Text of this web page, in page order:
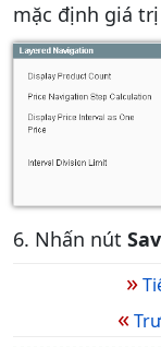
mặc định giá
6. Nhấn nút
»
«